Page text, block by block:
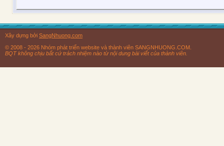
Xây dựng bởi SangNhuong.com
© 2008 - 2026 Nhóm phát triển website và thành viên SANGNHUONG.COM.
BQT không chịu bất cứ trách nhiệm nào từ nội dung bài viết của thành viên.